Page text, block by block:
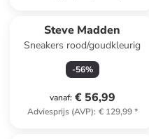
Steve Madden
Sneakers rood/goudkleurig
-56%
vanaf: € 56,99
Adviesprijs (AVP): € 129,99*